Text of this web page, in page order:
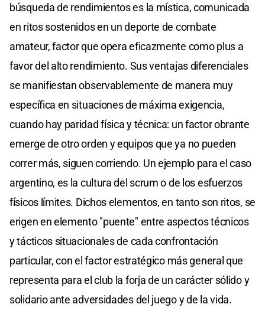
búsqueda de rendimientos es la mística, comunicada
en ritos sostenidos en un deporte de combate
amateur, factor que opera eficazmente como plus a
favor del alto rendimiento. Sus ventajas diferenciales
se manifiestan observablemente de manera muy
específica en situaciones de máxima exigencia,
cuando hay paridad física y técnica: un factor obrante
emerge de otro orden y equipos que ya no pueden
correr más, siguen corriendo. Un ejemplo para el caso
argentino, es la cultura del scrum o de los esfuerzos
físicos límites. Dichos elementos, en tanto son ritos, se
erigen en elemento "puente" entre aspectos técnicos
y tácticos situacionales de cada confrontación
particular, con el factor estratégico más general que
representa para el club la forja de un carácter sólido y
solidario ante adversidades del juego y de la vida.